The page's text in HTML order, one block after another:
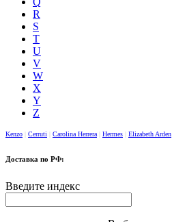
R
S
T
U
V
W
X
Y
Z
Kenzo Cerruti Carolina Herrera Hermes Elizabeth Arden
Доставка по РФ:
Введите индекс